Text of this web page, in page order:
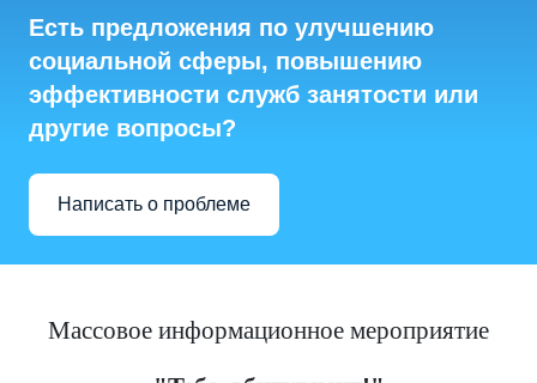
Есть предложения по улучшению
социальной сферы, повышению
эффективности служб занятости или
другие вопросы?
Написать о проблеме
Массовое информационное мероприятие